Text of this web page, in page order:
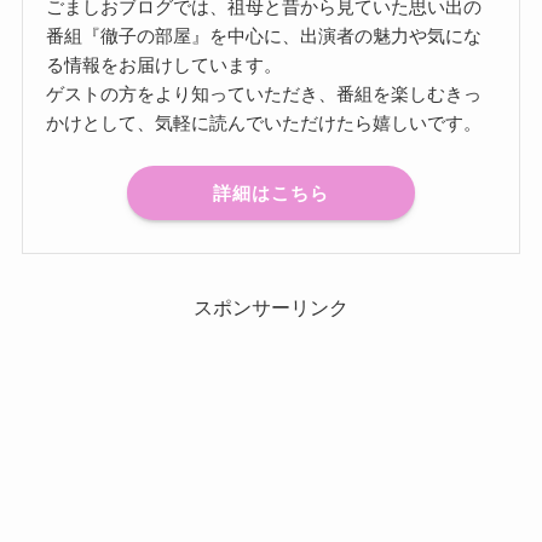
ごましおブログでは、祖母と昔から見ていた思い出の
番組『徹子の部屋』を中心に、出演者の魅力や気にな
る情報をお届けしています。
ゲストの方をより知っていただき、番組を楽しむきっ
かけとして、気軽に読んでいただけたら嬉しいです。
詳細はこちら
スポンサーリンク